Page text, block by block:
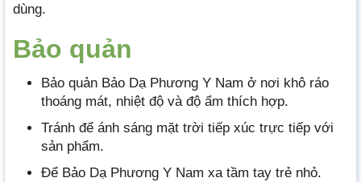
dùng.
Bảo quản
Bảo quản Bảo Dạ Phương Y Nam ở nơi khô ráo
thoáng mát, nhiệt độ và độ ẩm thích hợp.
Tránh để ánh sáng mặt trời tiếp xúc trực tiếp với
sản phẩm.
Để Bảo Dạ Phương Y Nam xa tầm tay trẻ nhỏ.